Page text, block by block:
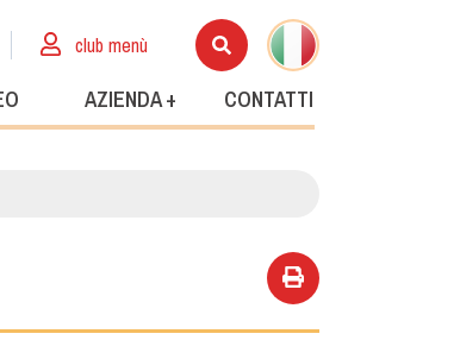
club menù
AZIENDA + CONTATTI